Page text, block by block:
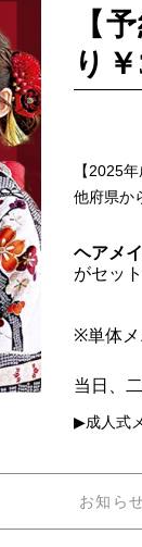
【
り
【2025
他府県か
ヘアメ
がセッ
※単体メ
当日、
▶成人式
お知ら